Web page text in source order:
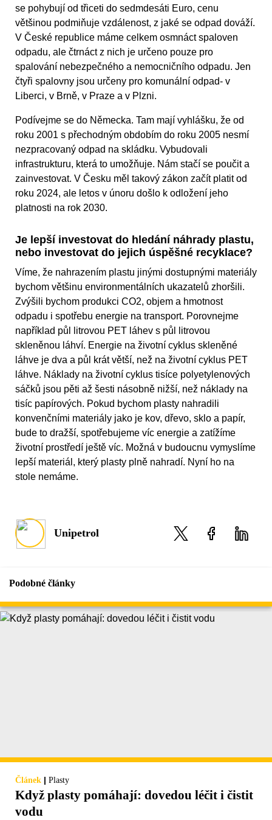
se pohybují od třiceti do sedmdesáti Euro, cenu
většinou podmiňuje vzdálenost, z jaké se odpad dováží.
V České republice máme celkem osmnáct spaloven
odpadu, ale čtrnáct z nich je určeno pouze pro
spalování nebezpečného a nemocničního odpadu. Jen
čtyři spalovny jsou určeny pro komunální odpad- v
Liberci, v Brně, v Praze a v Plzni.
Podívejme se do Německa. Tam mají vyhlášku, že od
roku 2001 s přechodným obdobím do roku 2005 nesmí
nezpracovaný odpad na skládku. Vybudovali
infrastrukturu, která to umožňuje. Nám stačí se poučit a
zainvestovat. V Česku měl takový zákon začít platit od
roku 2024, ale letos v únoru došlo k odložení jeho
platnosti na rok 2030.
Je lepší investovat do hledání náhrady plastu,
nebo investovat do jejich úspěšné recyklace?
Víme, že nahrazením plastu jinými dostupnými materiály
bychom většinu environmentálních ukazatelů zhoršili.
Zvýšili bychom produkci CO2, objem a hmotnost
odpadu i spotřebu energie na transport. Porovnejme
například půl litrovou PET láhev s půl litrovou
skleněnou láhví. Energie na životní cyklus skleněné
láhve je dva a půl krát větší, než na životní cyklus PET
láhve. Náklady na životní cyklus tisíce polyetylenových
sáčků jsou pěti až šesti násobně nižší, než náklady na
tisíc papírových. Pokud bychom plasty nahradili
konvenčními materiály jako je kov, dřevo, sklo a papír,
bude to dražší, spotřebujeme víc energie a zatížíme
životní prostředí ještě víc. Možná v budoucnu vymyslíme
lepší materiál, který plasty plně nahradí. Nyní ho na
stole nemáme.
Unipetrol
Podobné články
Článek | Plasty
Když plasty pomáhají: dovedou léčit i čistit
vodu